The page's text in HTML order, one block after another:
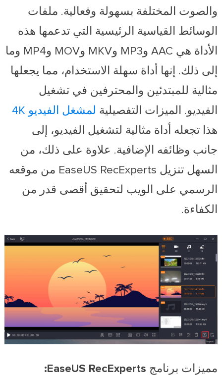
والصوت المختلفة بسهولة وفعالية. ملفات
الوسائط القياسية الرئيسية التي تدعمها هذه
الأداة هي AAC وMP3 وMKV وMOV وMP4 وما
إلى ذلك. إنها أداة سهلة الاستخدام، مما يجعلها
مثالية للمبتدئين والمحترفين في تشغيل
الفيديو. الميزات التفصيلية لمشغل الفيديو 4K
هذا تجعله أداة مثالية لتشغيل الفيديو، إلى
جانب وظائفه الإضافية. علاوة على ذلك، من
السهل تنزيل EaseUS RecExperts من موقعه
الرسمي على الويب لتحقيق أقصى قدر من
الكفاءة.
مميزات برنامج EaseUS RecExperts: